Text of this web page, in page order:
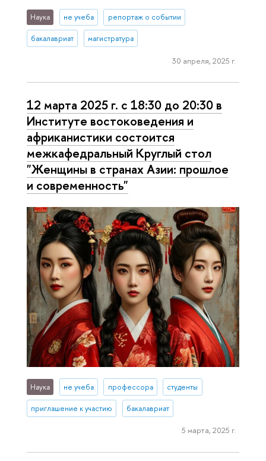
Наука не учеба репортаж о событии
бакалавриат магистратура
30 апреля, 2025 г.
12 марта 2025 г. с 18:30 до 20:30 в
Институте востоковедения и
африканистики состоится
межкафедральный Круглый стол
"Женщины в странах Азии: прошлое
и современность"
Наука не учеба профессора студенты
приглашение к участию бакалавриат
5 марта, 2025 г.